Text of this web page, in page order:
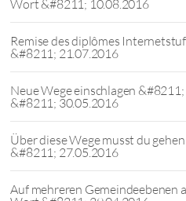
Wort &#8211; 10.08.2016
Remise des diplômes
&#8211; 21.07.2016
Neue Wege einschlagen
&#8211; 30.05.2016
Über diese Wege musst du
&#8211; 27.05.2016
Auf mehreren Gemeindeebenen